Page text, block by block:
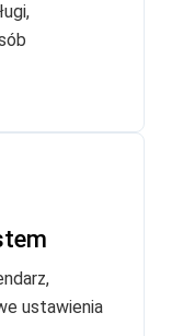
ustawienia